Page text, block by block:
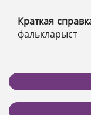
Краткая
фалькларыст